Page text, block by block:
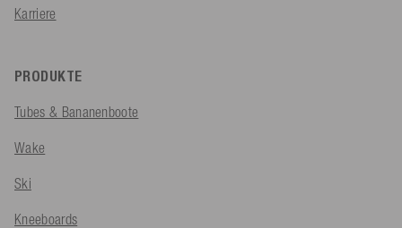
Karriere
PRODUKTE
Tubes & Bananenboote
Wake
Ski
Kneeboards